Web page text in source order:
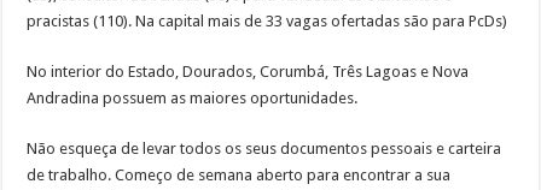
pracistas (110). Na capital mais de 33 vagas ofertadas são para PcDs)
No interior do Estado, Dourados, Corumbá, Três Lagoas e Nova
Andradina possuem as maiores oportunidades.
Não esqueça de levar todos os seus documentos pessoais e carteira
de trabalho. Começo de semana aberto para encontrar a sua